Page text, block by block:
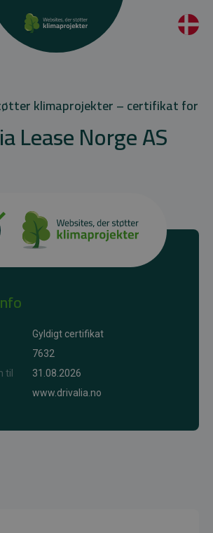
klimaprojekter – certifikat for
Lease Norge AS
Gyldigt certifikat
7632
til
31.08.2026
www.drivalia.no